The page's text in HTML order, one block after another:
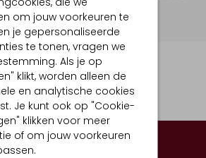
om jouw voorkeuren te
je gepersonaliseerde
te tonen, vragen we
Als je op
klikt, worden alleen de
en analytische cookies
Je kunt ook op "Cookie-
klikken voor meer
of om jouw voorkeuren
-50%
WALDLAUFER
Veterboots
€ 149,99 € 74,99